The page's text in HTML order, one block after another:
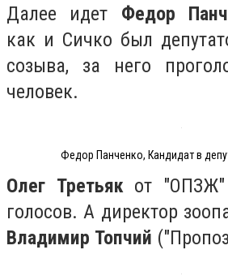
Далее идет Федор
как и Сичко был
созыва, за него
человек.
Федор Панченко, Кандидат в
Олег Третьякот "ОПЗЖ"
голосов. А директор
Владимир Топчий